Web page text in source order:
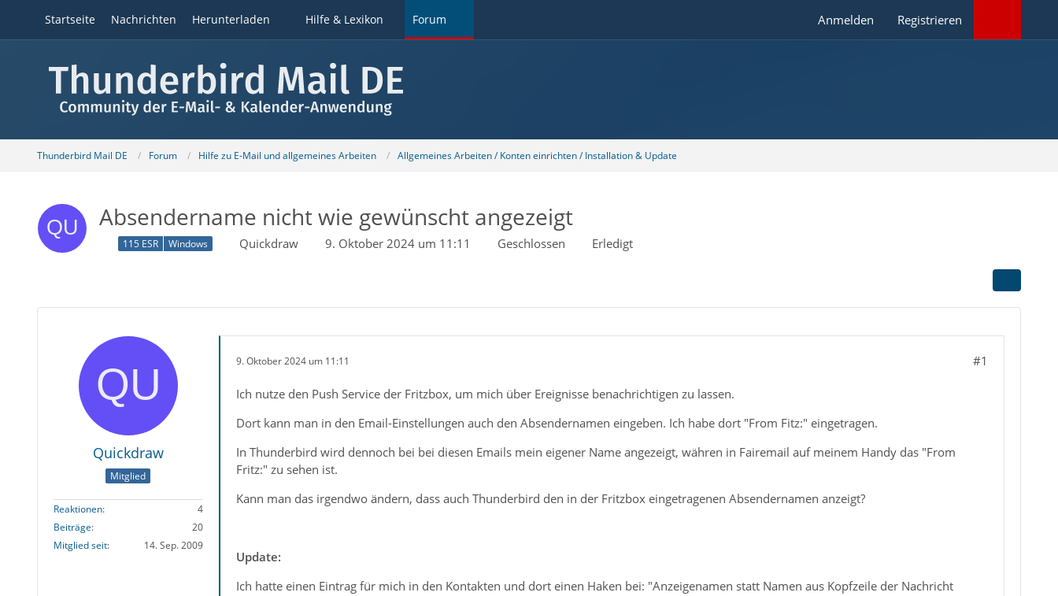
Startseite Nachrichten Herunterladen Hilfe & Lexikon Forum Anmelden Registrieren
Thunderbird Mail DE Forum Hilfe zu E-Mail und allgemeines Arbeiten Allgemeines Arbeiten / Konten einrichten / Installation & Update
Absendername nicht wie gewünscht angezeigt
115 ESR Windows Quickdraw 9. Oktober 2024 um 11:11 Geschlossen Erledigt
Quickdraw
Mitglied
Reaktionen
4
Beiträge
20
Mitglied seit
14. Sep. 2009
9. Oktober 2024 um 11:11 #1
Ich nutze den Push Service der Fritzbox, um mich über Ereignisse benachrichtigen zu lassen.
Dort kann man in den Email-Einstellungen auch den Absendernamen eingeben. Ich habe dort "From Fitz:" eingetragen.
In Thunderbird wird dennoch bei bei diesen Emails mein eigener Name angezeigt, währen in Fairemail auf meinem Handy das "From
Fritz:" zu sehen ist.
Kann man das irgendwo ändern, dass auch Thunderbird den in der Fritzbox eingetragenen Absendernamen anzeigt?
Update:
Ich hatte einen Eintrag für mich in den Kontakten und dort einen Haken bei: "Anzeigenamen statt Namen aus Kopfzeile der Nachricht